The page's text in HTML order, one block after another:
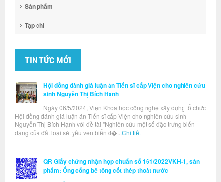
Sản phẩm
Tạp chí
TIN TỨC MỚI
Hội đồng đánh giá luận án Tiến sĩ cấp Viện cho nghiên cứu
sinh Nguyễn Thị Bích Hạnh
Ngày 06/5/2024, Viện Khoa học công nghệ xây dựng tổ chức
Hội đồng đánh giá luận án Tiến sĩ cấp Viện cho nghiên cứu sinh
Nguyễn Thị Bích Hạnh với đề tài "Nghiên cứu một số đặc trưng biến
dạng của đất loại sét yếu ven biển đ�... Chi tiết
QR Giấy chứng nhận hợp chuẩn số 161/2022VKH-1, sản
phẩm: Ống cống bê tông cốt thép thoát nước